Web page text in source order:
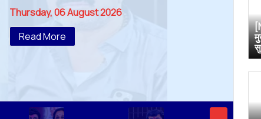
Thursday, 06 August 2026
Read More